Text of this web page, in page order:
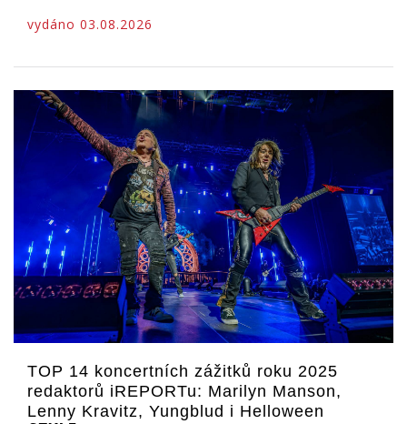
vydáno 03.08.2026
TOP 14 koncertních zážitků roku 2025
redaktorů iREPORTu: Marilyn Manson,
Lenny Kravitz, Yungblud i Helloween